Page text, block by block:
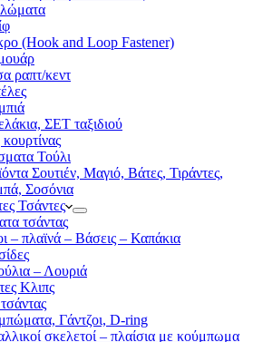
(Hook and Loop Fastener)
ραπτ/κεντ
ΣΕΤ ταξιδιού
Τούλι
Σουτιέν, Μαγιό, Βάτες, Τιράντες,
Σοσόνια
Τσάντες
τσάντας
– πλαϊνά – Βάσεις – Καπάκια
– Λουριά
Κλιπς
Γάντζοι, D-ring
σκελετοί – πλαίσια με κούμπωμα